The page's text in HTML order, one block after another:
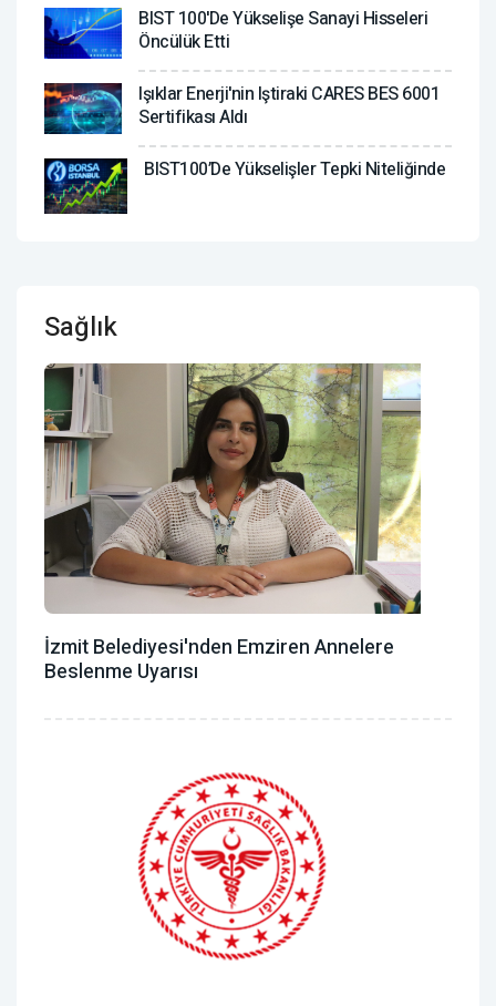
BIST 100'de Yükselişe Sanayi Hisseleri
Öncülük Etti
Işıklar Enerji'nin Iştiraki CARES BES 6001
Sertifikası Aldı
BIST100’de Yükselişler Tepki Niteliğinde
Sağlık
İzmit Belediyesi'nden Emziren Annelere
Beslenme Uyarısı